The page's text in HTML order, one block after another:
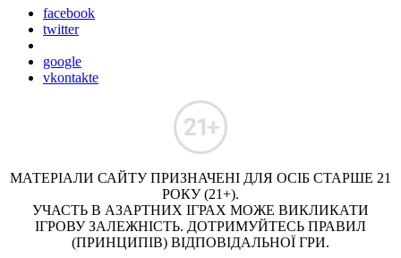
facebook
twitter
google
vkontakte
МАТЕРІАЛИ САЙТУ ПРИЗНАЧЕНІ ДЛЯ ОСІБ СТАРШЕ 21
РОКУ (21+).
УЧАСТЬ В АЗАРТНИХ ІГРАХ МОЖЕ ВИКЛИКАТИ
ІГРОВУ ЗАЛЕЖНІСТЬ. ДОТРИМУЙТЕСЬ ПРАВИЛ
(ПРИНЦИПІВ) ВІДПОВІДАЛЬНОЇ ГРИ.